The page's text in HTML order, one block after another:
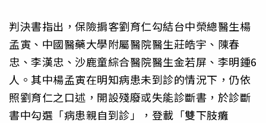
判決書指出，保險掮客劉育仁勾結台中榮總醫生楊
孟寅、中國醫藥大學附屬醫院醫生莊皓宇、陳春
忠、李漢忠、沙鹿童綜合醫院醫生金若屏、李明鍾6
人。其中楊孟寅在明知病患未到診的情況下，仍依
照劉育仁之口述，開設殘廢或失能診斷書，於診斷
書中勾選「病患親自到診」，登載「雙下肢癱